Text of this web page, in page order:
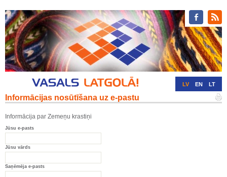
LV EN LT
Informācijas nosūtīšana uz e-pastu
Informācija par Zemeņu krastiņi
Jūsu e-pasts
Jūsu vārds
Saņēmēja e-pasts